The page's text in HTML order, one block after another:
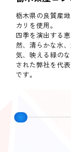
栃木県の良質産
カリを使用。
四季を演出する
然、清らかな水
気、映える緑の
された弊社を代
です。